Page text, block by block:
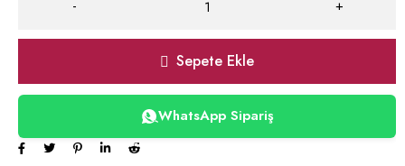
Sepete Ekle
WhatsApp Sipariş